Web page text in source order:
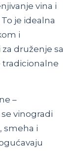
vina i
je idealna
i
druženje sa
tradicionalne
–
se vinogradi
smeha i